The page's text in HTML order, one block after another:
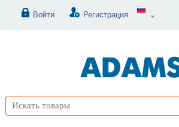
Войти Регистрация